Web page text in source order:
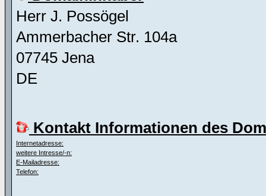
Herr J. Possögel
Ammerbacher Str. 104a
07745 Jena
DE
Kontakt Informationen des
Internetadresse:
weitere Intresse/-n:
E-Mailadresse:
Telefon: